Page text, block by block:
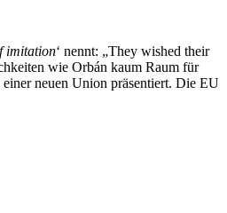
imitation‘ nennt: „They wished their
wie Orbán kaum Raum für
einer neuen Union präsentiert. Die EU